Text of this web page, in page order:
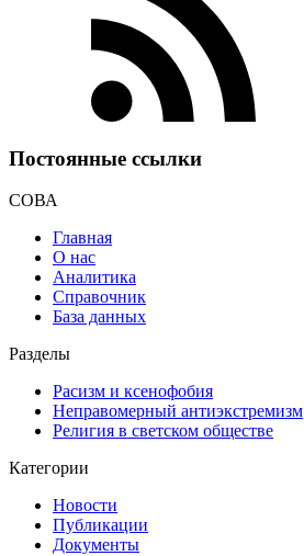
Постоянные ссылки
СОВА
Главная
О нас
Аналитика
Справочник
База данных
Разделы
Расизм и ксенофобия
Неправомерный антиэкстремизм
Религия в светском обществе
Категории
Новости
Публикации
Документы